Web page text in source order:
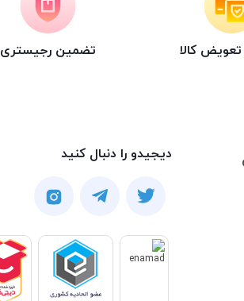
کالا تضمین رجیستری
دیجیدو را دنبال کنید